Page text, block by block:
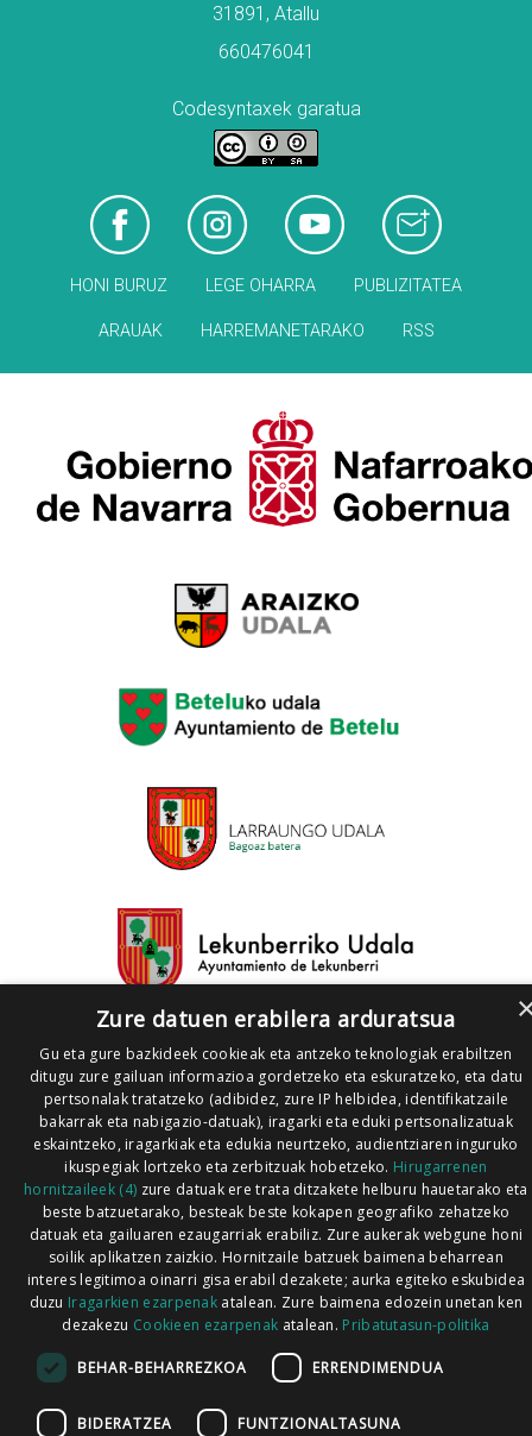
31891, Atallu
660476041
Codesyntaxek garatua
HONI BURUZ LEGE OHARRA PUBLIZITATEA
ARAUAK HARREMANETARAKO RSS
Zure datuen erabilera arduratsua
Gu eta gure bazkideek cookieak eta antzeko teknologiak erabiltzen
ditugu zure gailuan informazioa gordetzeko eta eskuratzeko, eta datu
pertsonalak tratatzeko (adibidez, zure IP helbidea, identifikatzaile
bakarrak eta nabigazio-datuak), iragarki eta eduki pertsonalizatuak
eskaintzeko, iragarkiak eta edukia neurtzeko, audientziaren inguruko
ikuspegiak lortzeko eta zerbitzuak hobetzeko. Hirugarrenen
hornitzaileek (4) zure datuak ere trata ditzakete helburu hauetarako eta
beste batzuetarako, besteak beste kokapen geografiko zehatzeko
datuak eta gailuaren ezaugarriak erabiliz. Zure aukerak webgune honi
soilik aplikatzen zaizkio. Hornitzaile batzuek baimena beharrean
interes legitimoa oinarri gisa erabil dezakete; aurka egiteko eskubidea
duzu Iragarkien ezarpenak atalean. Zure baimena edozein unetan ken
dezakezu Cookieen ezarpenak atalean. Pribatutasun-politika
BEHAR-BEHARREZKOA ERRENDIMENDUA
BIDERATZEA FUNTZIONALTASUNA